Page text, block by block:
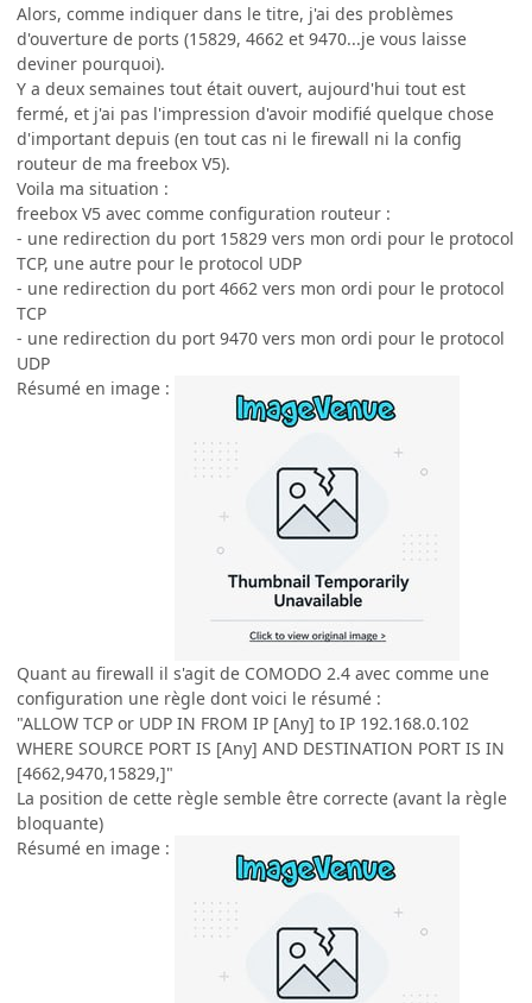
Alors, comme indiquer dans le titre, j'ai des problèmes
d'ouverture de ports (15829, 4662 et 9470...je vous laisse
deviner pourquoi).
Y a deux semaines tout était ouvert, aujourd'hui tout est
fermé, et j'ai pas l'impression d'avoir modifié quelque chose
d'important depuis (en tout cas ni le firewall ni la config
routeur de ma freebox V5).
Voila ma situation :
freebox V5 avec comme configuration routeur :
- une redirection du port 15829 vers mon ordi pour le protocol
TCP, une autre pour le protocol UDP
- une redirection du port 4662 vers mon ordi pour le protocol
TCP
- une redirection du port 9470 vers mon ordi pour le protocol
UDP
Résumé en image :
Quant au firewall il s'agit de COMODO 2.4 avec comme une
configuration une règle dont voici le résumé :
"ALLOW TCP or UDP IN FROM IP [Any] to IP 192.168.0.102
WHERE SOURCE PORT IS [Any] AND DESTINATION PORT IS IN
[4662,9470,15829,]"
La position de cette règle semble être correcte (avant la règle
bloquante)
Résumé en image :